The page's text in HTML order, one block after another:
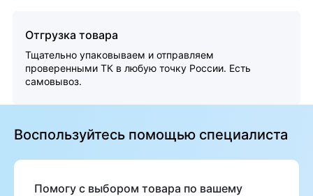
Отгрузка товара
Тщательно упаковываем и отправляем
проверенными ТК в любую точку России. Есть
самовывоз.
Воспользуйтесь помощью специалиста
Помогу с выбором товара по вашему